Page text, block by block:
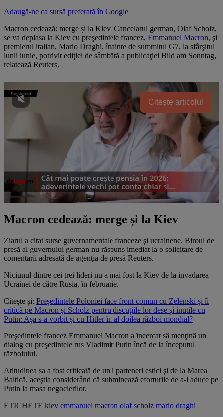
Adaugă-ne ca sursă preferată în Google
Macron cedează: merge și la Kiev. Cancelarul german, Olaf Scholz,
se va deplasa la Kiev cu preşedintele francez, Emmanuel Macron, şi
premierul italian, Mario Draghi, înainte de summitul G7, la sfârşitul
lunii iunie, potrivit ediţiei de sâmbătă a publicaţiei Bild am Sonntag,
relatează Reuters.
Citește articolul
Macron cedează: merge și la Kiev
Ziarul a citat surse guvernamentale franceze şi ucrainene. Biroul de
presă al guvernului german nu răspuns imediat la o solicitare de
comentarii adresată de agenţia de presă Reuters.
Niciunul dintre cei trei lideri nu a mai fost la Kiev de la invadarea
Ucrainei de către Rusia, în februarie.
Citește și: Președintele Poloniei face front comun cu Zelenski și îi
critică pe Macron și Scholz pentru discuțiile lor dese și inutile cu
Putin: Așa s-a vorbit și cu Hitler în al doilea război mondial?
Preşedintele francez Emmanuel Macron a încercat să menţină un
dialog cu preşedintele rus Vladimir Putin încă de la începutul
războiului.
Atitudinea sa a fost criticată de unii parteneri estici şi de la Marea
Baltică, aceştia considerând că subminează eforturile de a-l aduce pe
Putin la masa negocierilor.
ETICHETE kiev emmanuel macron olaf scholz mario draghi